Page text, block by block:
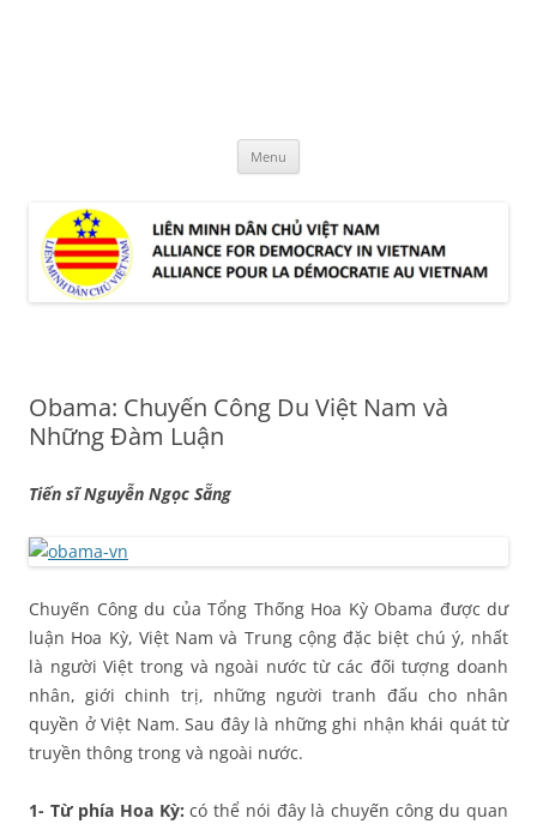
Menu
Obama: Chuyến Công Du Việt Nam và
Những Đàm Luận
Tiến sĩ Nguyễn Ngọc Sẵng
Chuyến Công du của Tổng Thống Hoa Kỳ Obama được dư
luận Hoa Kỳ, Việt Nam và Trung cộng đặc biệt chú ý, nhất
là người Việt trong và ngoài nước từ các đối tượng doanh
nhân, giới chinh trị, những người tranh đấu cho nhân
quyền ở Việt Nam. Sau đây là những ghi nhận khái quát từ
truyền thông trong và ngoài nước.
1- Từ phía Hoa Kỳ: có thể nói đây là chuyến công du quan